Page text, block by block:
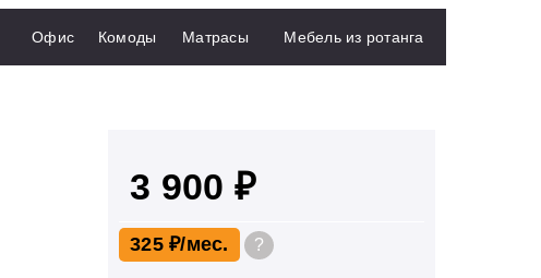
Офис Комоды Матрасы Мебель из ротанга
3 900 ₽
325 ₽ ?